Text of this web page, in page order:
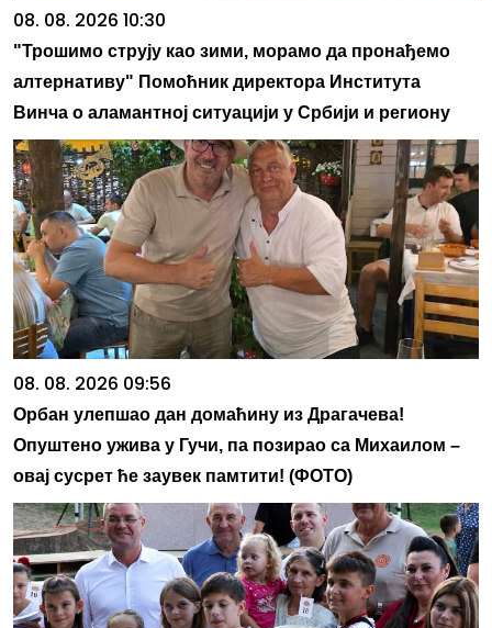
08. 08. 2026 10:30
"Трошимо струју као зими, морамо да пронађемо
алтернативу" Помоћник директора Института
Винча о аламантној ситуацији у Србији и региону
08. 08. 2026 09:56
Oрбан улепшао дан домаћину из Драгачева!
Опуштено ужива у Гучи, па позирао са Михаилом –
овај сусрет ће заувек памтити! (ФОТО)